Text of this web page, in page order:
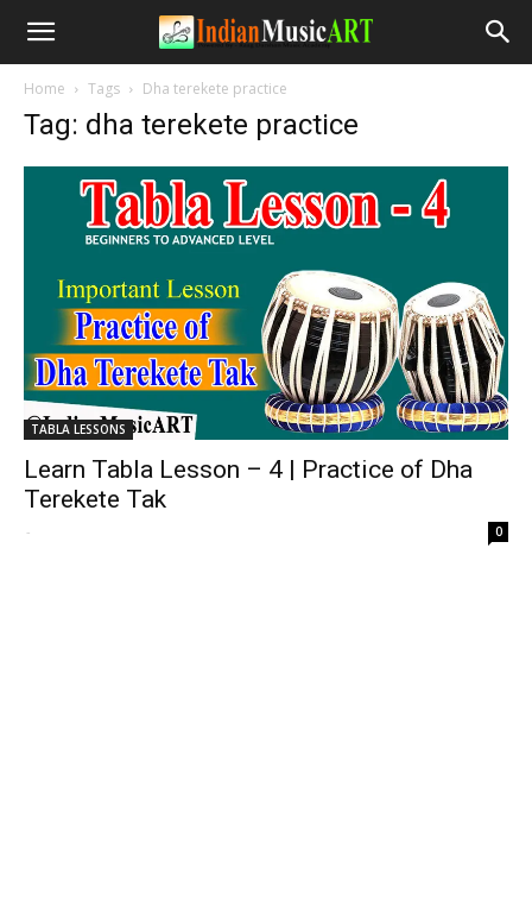
Home Tags Dha terekete practice
Tag: dha terekete practice
TABLA LESSONS
Learn Tabla Lesson – 4 | Practice of Dha
Terekete Tak
- 0